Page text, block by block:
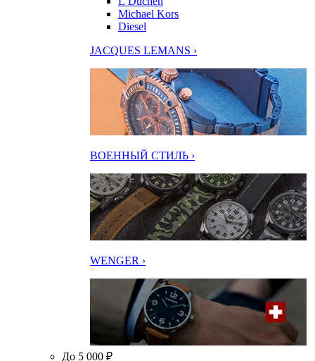
Michael Kors
Diesel
JACQUES LEMANS ›
ВОЕННЫЙ СТИЛЬ ›
WENGER ›
До 5 000 ₽